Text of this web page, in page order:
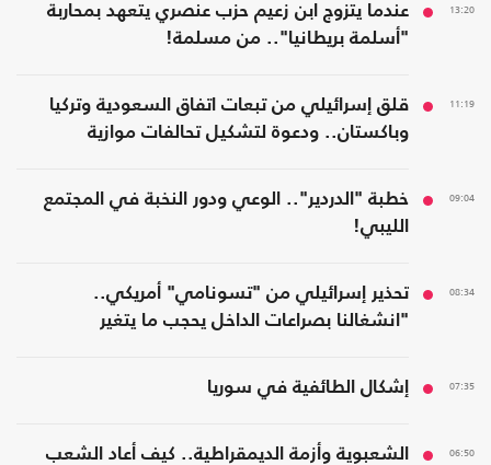
13:20
عندما يتزوج ابن زعيم حزب عنصري يتعهد بمحاربة
"أسلمة بريطانيا".. من مسلمة!
11:19
قلق إسرائيلي من تبعات اتفاق السعودية وتركيا
وباكستان.. ودعوة لتشكيل تحالفات موازية
09:04
خطبة "الدردير".. الوعي ودور النخبة في المجتمع
الليبي!
08:34
تحذير إسرائيلي من "تسونامي" أمريكي..
"انشغالنا بصراعات الداخل يحجب ما يتغير
07:35 إشكال الطائفية في سوريا
06:50
الشعبوية وأزمة الديمقراطية.. كيف أعاد الشعب